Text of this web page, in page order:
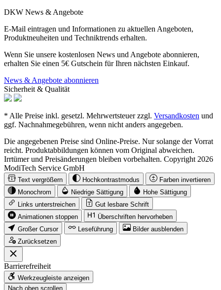
DKW News & Angebote
E-Mail eintragen und Informationen zu aktuellen Angeboten,
Produktneuheiten und Techniktrends erhalten.
Wenn Sie unsere kostenlosen News und Angebote abonnieren,
erhalten Sie einen 5€ Gutschein für Ihren nächsten Einkauf.
News & Angebote abonnieren
Sicherheit & Qualität
* Alle Preise inkl. gesetzl. Mehrwertsteuer zzgl. Versandkosten und
ggf. Nachnahmegebühren, wenn nicht anders angegeben.
Die angegebenen Preise sind Online-Preise. Nur solange der Vorrat
reicht. Produktabbildungen können vom Original abweichen.
Irrtümer und Preisänderungen bleiben vorbehalten. Copyright 2026
ModiTech Service GmbH
Text vergrößern Hochkontrastmodus
Farben invertieren
Monochrom
Niedrige Sättigung
Hohe Sättigung
Links unterstreichen
Gut lesbare Schrift
Animationen stoppen
Überschriften hervorheben
Großer Cursor
Leseführung
Bilder ausblenden
Zurücksetzen
Barrierefreiheit
Werkzeugleiste anzeigen
Nach oben scrollen